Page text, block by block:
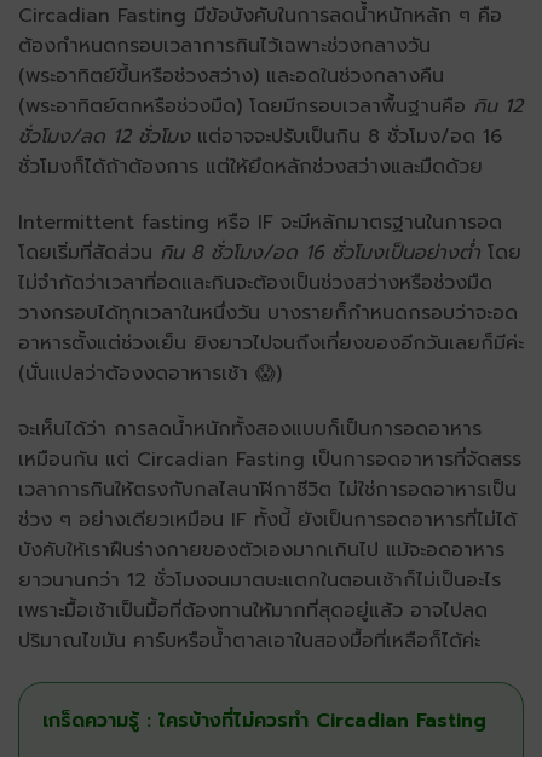
Circadian Fasting มีข้อบังคับในการลดน้ำหนักหลัก ๆ คือ
ต้องกำหนดกรอบเวลาการกินไว้เฉพาะช่วงกลางวัน
(พระอาทิตย์ขึ้นหรือช่วงสว่าง) และอดในช่วงกลางคืน
(พระอาทิตย์ตกหรือช่วงมืด) โดยมีกรอบเวลาพื้นฐานคือ กิน 12
ชั่วโมง/ลด 12 ชั่วโมงแต่อาจจะปรับเป็นกิน 8 ชั่วโมง/อด 16
ชั่วโมงก็ได้ถ้าต้องการ แต่ให้ยึดหลักช่วงสว่างและมืดด้วย
Intermittent fasting หรือ IF จะมีหลักมาตรฐานในการอด
โดยเริ่มที่สัดส่วน กิน 8 ชั่วโมง/อด 16 ชั่วโมงเป็นอย่างต่ำ โดย
ไม่จำกัดว่าเวลาที่อดและกินจะต้องเป็นช่วงสว่างหรือช่วงมืด
วางกรอบได้ทุกเวลาในหนึ่งวัน บางรายก็กำหนดกรอบว่าจะอด
อาหารตั้งแต่ช่วงเย็น ยิงยาวไปจนถึงเที่ยงของอีกวันเลยก็มีค่ะ
(นั่นแปลว่าต้องงดอาหารเช้า 😱)
จะเห็นได้ว่า การลดน้ำหนักทั้งสองแบบก็เป็นการอดอาหาร
เหมือนกัน แต่ Circadian Fasting เป็นการอดอาหารที่จัดสรร
เวลาการกินให้ตรงกับกลไลนาฬิกาชีวิต ไม่ใช่การอดอาหารเป็น
ช่วง ๆ อย่างเดียวเหมือน IF ทั้งนี้ ยังเป็นการอดอาหารที่ไม่ได้
บังคับให้เราฝืนร่างกายของตัวเองมากเกินไป แม้จะอดอาหาร
ยาวนานกว่า 12 ชั่วโมงจนมาตบะแตกในตอนเช้าก็ไม่เป็นอะไร
เพราะมื้อเช้าเป็นมื้อที่ต้องทานให้มากที่สุดอยู่แล้ว อาจไปลด
ปริมาณไขมัน คาร์บหรือน้ำตาลเอาในสองมื้อที่เหลือก็ได้ค่ะ
เกร็ดความรู้ : ใครบ้างที่ไม่ควรทำ Circadian Fasting